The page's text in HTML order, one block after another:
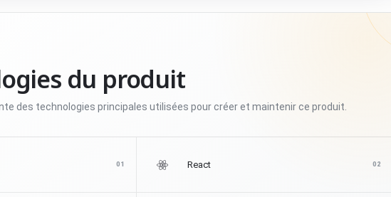
du produit
des technologies principales utilisées pour créer et maintenir ce produit.
01 React 02